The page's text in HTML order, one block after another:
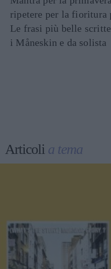
ripetere per la fioritura
Le frasi più belle
i Måneskin e da solista
Articoli a tema